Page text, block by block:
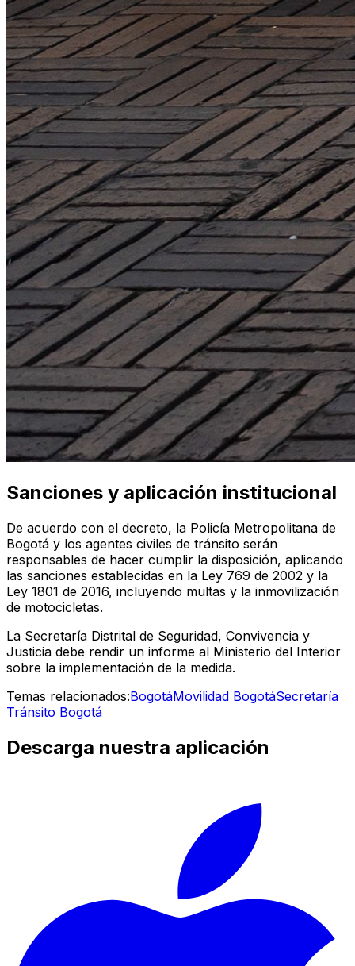
Sanciones y aplicación institucional
De acuerdo con el decreto, la Policía Metropolitana de
Bogotá y los agentes civiles de tránsito serán
responsables de hacer cumplir la disposición, aplicando
las sanciones establecidas en la Ley 769 de 2002 y la
Ley 1801 de 2016, incluyendo multas y la inmovilización
de motocicletas.
La Secretaría Distrital de Seguridad, Convivencia y
Justicia debe rendir un informe al Ministerio del Interior
sobre la implementación de la medida.
Temas relacionados:BogotáMovilidad BogotáSecretaría
Tránsito Bogotá
Descarga nuestra aplicación